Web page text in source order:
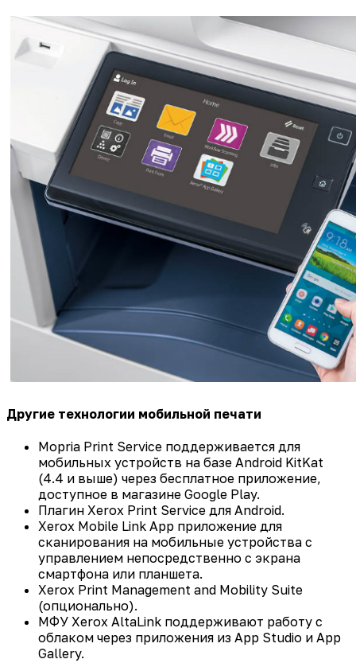
Другие технологии мобильной печати
Mopria Print Service поддерживается для
мобильных устройств на базе Android KitKat
(4.4 и выше) через бесплатное приложение,
доступное в магазине Google Play.
Плагин Xerox Print Service для Android.
Xerox Mobile Link App приложение для
сканирования на мобильные устройства с
управлением непосредственно с экрана
смартфона или планшета.
Xerox Print Management and Mobility Suite
(опционально).
МФУ Xerox AltaLink поддерживают работу с
облаком через приложения из App Studio и App
Gallery.